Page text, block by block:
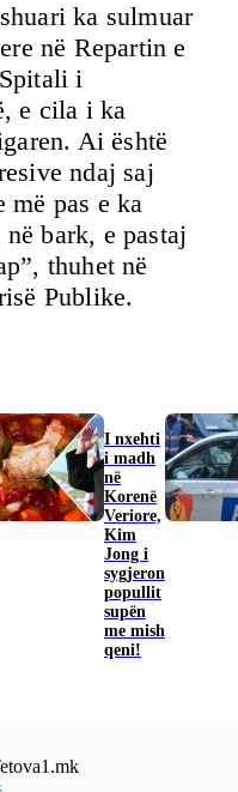
ka sulmuar
në Repartin e
i
e cila i ka
Ai është
ndaj saj
më pas e ka
bark, e pastaj
thuhet në
Publike.
I nxehti
i madh
në
Korenë
Veriore,
Kim
Jong i
sygjeron
popullit
supën
me mish
qeni!